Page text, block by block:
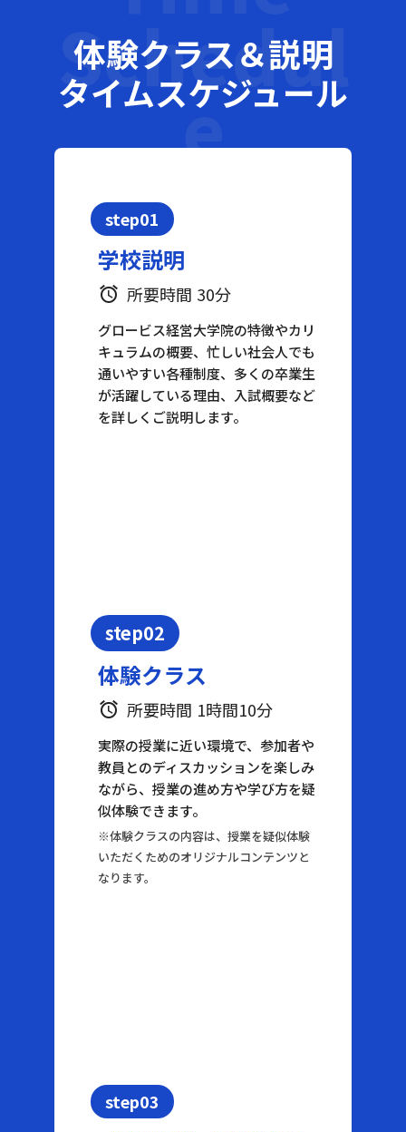
Schedul
e
体験クラス＆説明
タイムスケジュール
step01
学校説明
alarm 所要時間 30分
グロービス経営大学院の特徴やカリ
キュラムの概要、忙しい社会人でも
通いやすい各種制度、多くの卒業生
が活躍している理由、入試概要など
を詳しくご説明します。
step02
体験クラス
alarm 所要時間 1時間10分
実際の授業に近い環境で、参加者や
教員とのディスカッションを楽しみ
ながら、授業の進め方や学び方を疑
似体験できます。
※体験クラスの内容は、授業を疑似体験
いただくためのオリジナルコンテンツと
なります。
step03